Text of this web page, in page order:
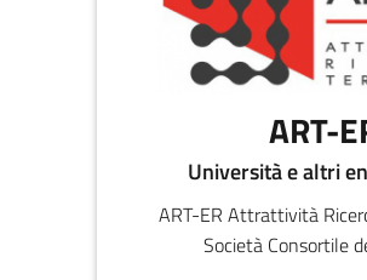
ART-
Università e altri
ART-ER Attrattività
Società Consortile